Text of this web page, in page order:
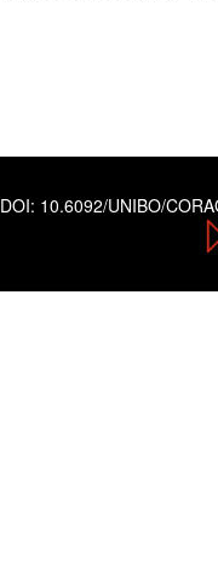
DOI: 10.6092/UNIBO/